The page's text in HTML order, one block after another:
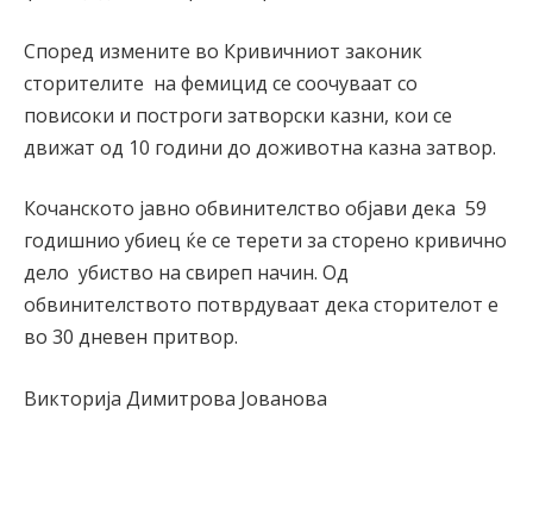
Според измените во Кривичниот законик
сторителите на фемицид се соочуваат со
повисоки и построги затворски казни, кои се
движат од 10 години до доживотна казна затвор.
Кочанското јавно обвинителство објави дека 59
годишнио убиец ќе се терети за сторено кривично
дело убиство на свиреп начин. Од
обвинителството потврдуваат дека сторителот е
во 30 дневен притвор.
Викторија Димитрова Јованова